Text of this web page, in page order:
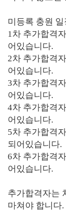
미등록 충원
1차 추가합격
어있습니다.
2차 추가합격
어있습니다.
3차 추가합격
어있습니다.
4차 추가합격
어있습니다.
5차 추가합격
되어있습니다.
6차 추가합격
어있습니다.
추가합격자는
마쳐야 합니다.